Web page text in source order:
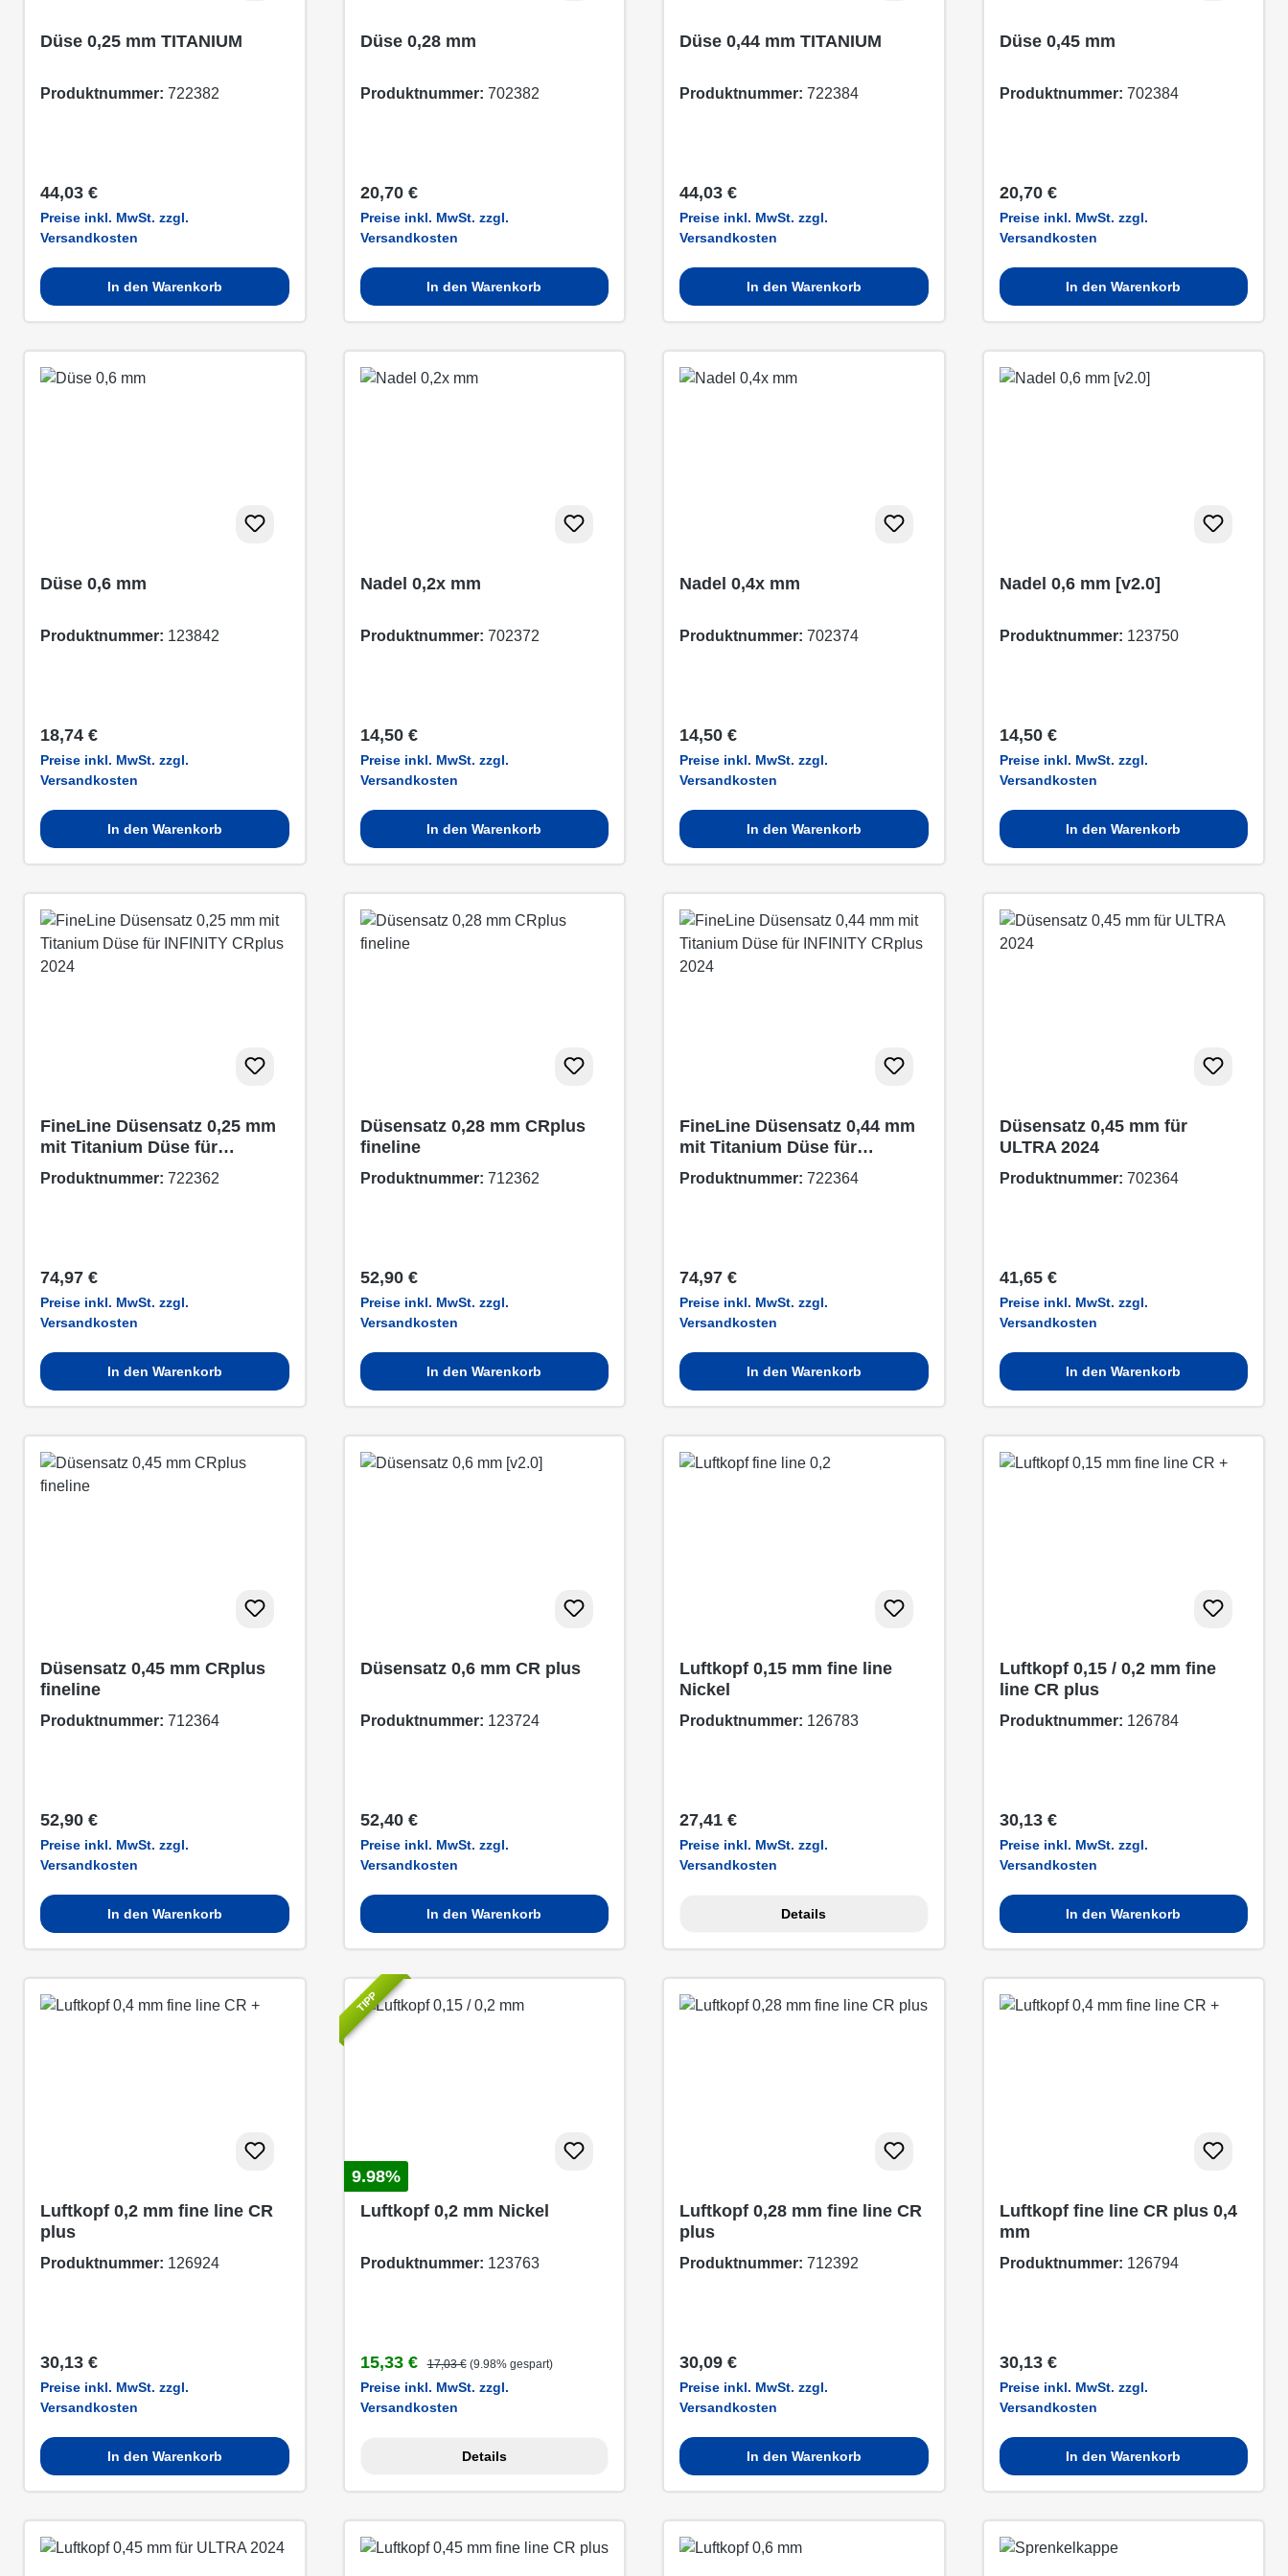
Düse 0,25 mm TITANIUM
Produktnummer: 722382
Regulärer Preis:
44,03 €
Preise inkl. MwSt. zzgl.
Versandkosten
In den Warenkorb
Düse 0,28 mm
Produktnummer: 702382
Regulärer Preis:
20,70 €
Preise inkl. MwSt. zzgl.
Versandkosten
In den Warenkorb
Düse 0,44 mm TITANIUM
Produktnummer: 722384
Regulärer Preis:
44,03 €
Preise inkl. MwSt. zzgl.
Versandkosten
In den Warenkorb
Düse 0,45 mm
Produktnummer: 702384
Regulärer Preis:
20,70 €
Preise inkl. MwSt. zzgl.
Versandkosten
In den Warenkorb
Düse 0,6 mm
Produktnummer: 123842
Regulärer Preis:
18,74 €
Preise inkl. MwSt. zzgl.
Versandkosten
In den Warenkorb
Nadel 0,2x mm
Produktnummer: 702372
Regulärer Preis:
14,50 €
Preise inkl. MwSt. zzgl.
Versandkosten
In den Warenkorb
Nadel 0,4x mm
Produktnummer: 702374
Regulärer Preis:
14,50 €
Preise inkl. MwSt. zzgl.
Versandkosten
In den Warenkorb
Nadel 0,6 mm [v2.0]
Produktnummer: 123750
Regulärer Preis:
14,50 €
Preise inkl. MwSt. zzgl.
Versandkosten
In den Warenkorb
FineLine Düsensatz 0,25 mm
mit Titanium Düse für
INFINITY CRplus 2024
Produktnummer: 722362
Regulärer Preis:
74,97 €
Preise inkl. MwSt. zzgl.
Versandkosten
In den Warenkorb
Düsensatz 0,28 mm CRplus
fineline
Produktnummer: 712362
Regulärer Preis:
52,90 €
Preise inkl. MwSt. zzgl.
Versandkosten
In den Warenkorb
FineLine Düsensatz 0,44 mm
mit Titanium Düse für
INFINITY CRplus 2024
Produktnummer: 722364
Regulärer Preis:
74,97 €
Preise inkl. MwSt. zzgl.
Versandkosten
In den Warenkorb
Düsensatz 0,45 mm für
ULTRA 2024
Produktnummer: 702364
Regulärer Preis:
41,65 €
Preise inkl. MwSt. zzgl.
Versandkosten
In den Warenkorb
Düsensatz 0,45 mm CRplus
fineline
Produktnummer: 712364
Regulärer Preis:
52,90 €
Preise inkl. MwSt. zzgl.
Versandkosten
In den Warenkorb
Düsensatz 0,6 mm CR plus
Produktnummer: 123724
Regulärer Preis:
52,40 €
Preise inkl. MwSt. zzgl.
Versandkosten
In den Warenkorb
Luftkopf 0,15 mm fine line
Nickel
Produktnummer: 126783
Regulärer Preis:
27,41 €
Preise inkl. MwSt. zzgl.
Versandkosten
Details
Luftkopf 0,15 / 0,2 mm fine
line CR plus
Produktnummer: 126784
Regulärer Preis:
30,13 €
Preise inkl. MwSt. zzgl.
Versandkosten
In den Warenkorb
Luftkopf 0,2 mm fine line CR
plus
Produktnummer: 126924
Regulärer Preis:
30,13 €
Preise inkl. MwSt. zzgl.
Versandkosten
In den Warenkorb
9.98%
TIPP
Luftkopf 0,2 mm Nickel
Produktnummer: 123763
Verkaufspreis:
15,33 € Regulärer Preis:
17,03 € (9.98% gespart)
Preise inkl. MwSt. zzgl.
Versandkosten
Details
Luftkopf 0,28 mm fine line CR
plus
Produktnummer: 712392
Regulärer Preis:
30,09 €
Preise inkl. MwSt. zzgl.
Versandkosten
In den Warenkorb
Luftkopf fine line CR plus 0,4
mm
Produktnummer: 126794
Regulärer Preis:
30,13 €
Preise inkl. MwSt. zzgl.
Versandkosten
In den Warenkorb